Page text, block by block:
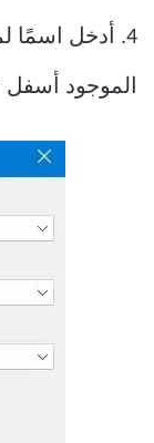
الموجود أسفل